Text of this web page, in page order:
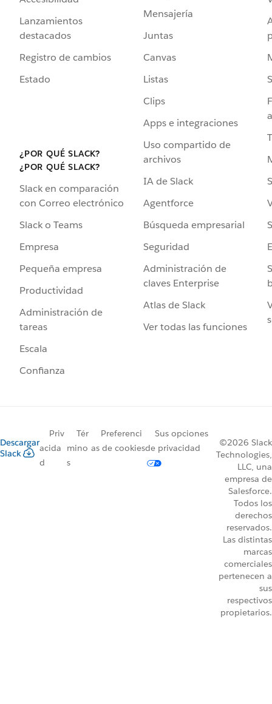
Lanzamientos
destacados
Registro de cambios
Estado
¿POR QUÉ SLACK?
¿POR QUÉ SLACK?
Slack en comparación
con Correo electrónico
Slack o Teams
Empresa
Pequeña empresa
Productividad
Administración de
tareas
Escala
Confianza
Mensajería
Juntas
Canvas
Listas
Clips
Apps e integraciones
Uso compartido de
archivos
IA de Slack
Agentforce
Búsqueda empresarial
Seguridad
Administración de
claves Enterprise
Atlas de Slack
Ver todas las funciones
Descargar
Slack
Priv
acida
d
Tér
mino
s
Preferenci
as de cookies
Sus opciones
de privacidad
©2026 Slack
Technologies,
LLC, una
empresa de
Salesforce.
Todos los
derechos
reservados.
Las distintas
marcas
comerciales
pertenecen a
sus
respectivos
propietarios.